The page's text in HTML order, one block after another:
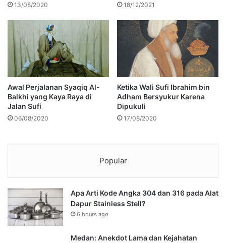
13/08/2020 18/12/2021
Awal Perjalanan Syaqiq Al-
Balkhi yang Kaya Raya di
Jalan Sufi
06/08/2020
Ketika Wali Sufi Ibrahim bin
Adham Bersyukur Karena
Dipukuli
17/08/2020
Popular
Apa Arti Kode Angka 304 dan 316 pada Alat
Dapur Stainless Stell?
6 hours ago
Medan: Anekdot Lama dan Kejahatan